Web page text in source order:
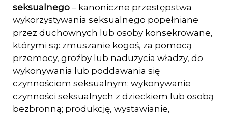
seksualnego – kanoniczne przestępstwa
wykorzystywania seksualnego popełniane
przez duchownych lub osoby konse­krowane,
którymi są: zmuszanie kogoś, za pomocą
przemocy, groźby lub naduży­cia władzy, do
wykonywania lub poddawania się
czynnościom seksualnym; wy­konywanie
czynności seksualnych z dzieckiem lub osobą
bezbronną; produkcję, wystawianie,